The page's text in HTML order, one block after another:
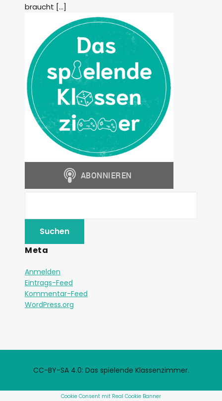
braucht […]
Meta
Anmelden
Eintrags-Feed
Kommentar-Feed
WordPress.org
CC-BY-SA 4.0: Das spielende Klassenzimmer.
Cookie Consent mit Real Cookie Banner